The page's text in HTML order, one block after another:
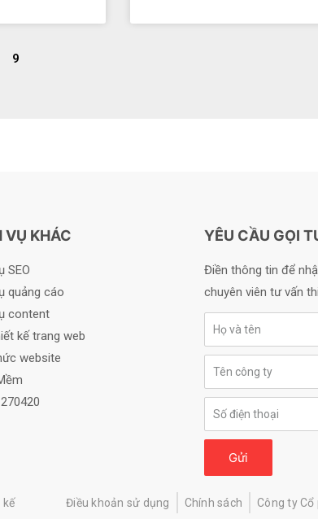
9
VỤ KHÁC
SEO
quảng cáo
content
kế trang web
website
YÊU CẦU GỌI
Điền thông tin để
chuyên viên tư vấn
Gửi
kế
Điều khoản sử dụng Chính sách Công ty Cổ